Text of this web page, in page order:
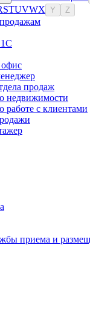
STUVWX Y Z
продаж
недвижимости
с клиентами
приема и